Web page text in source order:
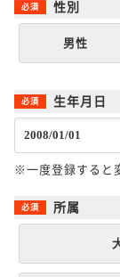
性別
男性
生年月日
※一度登録すると
所属